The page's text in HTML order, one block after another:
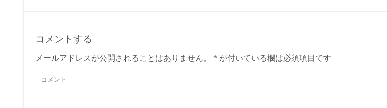
コメントする
メールアドレスが公開されることはありません。 * が付いている欄は必須項目です